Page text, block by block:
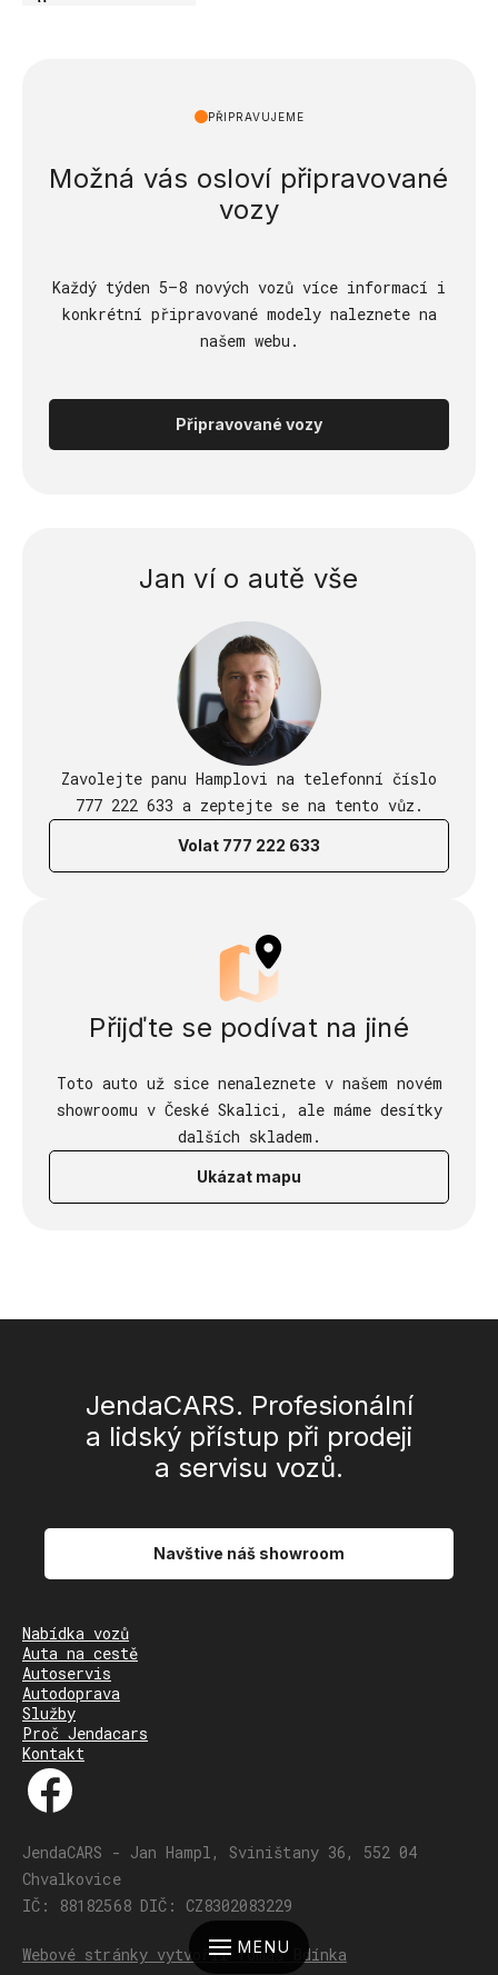
MENU
PŘIPRAVUJEME
Možná vás osloví připravované
vozy
Každý týden 5–8 nových vozů více informací i
konkrétní připravované modely naleznete na
našem webu.
Připravované vozy
Jan ví o autě vše
Zavolejte panu Hamplovi na telefonní číslo
777 222 633 a zeptejte se na tento vůz.
Volat 777 222 633
Přijďte se podívat na jiné
Toto auto už sice nenaleznete v našem novém
showroomu v České Skalici, ale máme desítky
dalších skladem.
Ukázat mapu
JendaCARS. Profesionální
a lidský přístup při prodeji
a servisu vozů.
Navštive náš showroom
Nabídka vozů
Auta na cestě
Autoservis
Autodoprava
Služby
Proč Jendacars
Kontakt
JendaCARS - Jan Hampl, Sviništany 36, 552 04
Chvalkovice
IČ: 88182568 DIČ: CZ8302083229
Webové stránky vytvořil Tomáš Bdínka